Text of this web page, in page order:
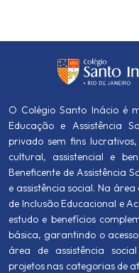
O Colégio Santo Inácio é
Educação e Assistência
privado sem fins
cultural, assistencial e
Beneficente de Assistência
e assistência social. Na
de Inclusão Educacional e
estudo e benefícios
básica, garantindo o
área de assistência
projetos nas categorias de